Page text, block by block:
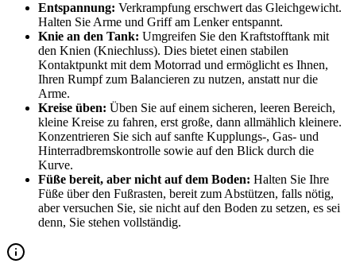
Entspannung: Verkrampfung erschwert das Gleichgewicht.
Halten Sie Arme und Griff am Lenker entspannt.
Knie an den Tank: Umgreifen Sie den Kraftstofftank mit
den Knien (Kniechluss). Dies bietet einen stabilen
Kontaktpunkt mit dem Motorrad und ermöglicht es Ihnen,
Ihren Rumpf zum Balancieren zu nutzen, anstatt nur die
Arme.
Kreise üben: Üben Sie auf einem sicheren, leeren Bereich,
kleine Kreise zu fahren, erst große, dann allmählich kleinere.
Konzentrieren Sie sich auf sanfte Kupplungs-, Gas- und
Hinterradbremskontrolle sowie auf den Blick durch die
Kurve.
Füße bereit, aber nicht auf dem Boden: Halten Sie Ihre
Füße über den Fußrasten, bereit zum Abstützen, falls nötig,
aber versuchen Sie, sie nicht auf den Boden zu setzen, es sei
denn, Sie stehen vollständig.